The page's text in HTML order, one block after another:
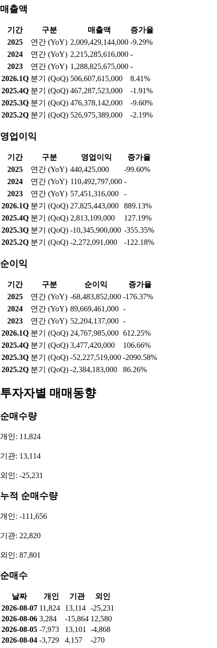
매출액
기간 구분 매출액
증가율
2025
연간 (YoY) 2,009,429,144,000 -9.29%
2024
연간 (YoY) 2,215,285,616,000 -
2023
연간 (YoY) 1,288,825,675,000 -
2026.1Q 분기 (QoQ) 506,607,615,000
8.41%
2025.4Q 분기 (QoQ) 467,287,523,000
-1.91%
2025.3Q 분기 (QoQ) 476,378,142,000
-9.60%
2025.2Q 분기 (QoQ) 526,975,389,000 -2.19%
영업이익
기간 구분 영업이익
증가율
2025
연간 (YoY) 440,425,000
-99.60%
2024
연간 (YoY) 110,492,797,000 -
2023
연간 (YoY) 57,451,316,000
-
2026.1Q 분기 (QoQ) 27,825,443,000
889.13%
2025.4Q 분기 (QoQ) 2,813,109,000
127.19%
2025.3Q 분기 (QoQ) -10,345,900,000 -355.35%
2025.2Q 분기 (QoQ) -2,272,091,000 -122.18%
순이익
기간 구분 순이익
증가율
2025
연간 (YoY) -68,483,852,000 -176.37%
2024
연간 (YoY) 89,669,461,000 -
2023
연간 (YoY) 52,204,137,000 -
2026.1Q 분기 (QoQ) 24,767,985,000 612.25%
2025.4Q 분기 (QoQ) 3,477,420,000
106.66%
2025.3Q 분기 (QoQ) -52,227,519,000 -2090.58%
2025.2Q 분기 (QoQ) -2,384,183,000 86.26%
투자자별 매매동향
순매수량
개인: 11,824
기관: 13,114
외인: -25,231
누적 순매수량
개인: -111,656
기관: 22,820
외인: 87,801
순매수
날짜 개인 기관
외인
2026-08-07 11,824 13,114 -25,231
2026-08-06 3,284 -15,864 12,580
2026-08-05 -7,973 13,101
-4,868
2026-08-04 -3,729 4,157
-270